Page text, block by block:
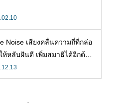
Noise เสียงคลื่นความถี่ที่กล่อ
ห้หลับฝันดี เพิ่มสมาธิได้อีกด้ว